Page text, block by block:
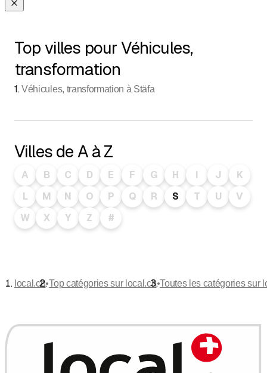
Top villes pour Véhicules,
transformation
1.Véhicules, transformation à Stäfa
Villes de A à Z
A B C D E F G H I J
K
L
M N O P Q R S T U
V
W
X Y Z #
local.ch•Top catégories sur local.ch•Toutes les catégories sur